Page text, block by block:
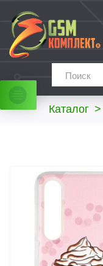
Каталог >